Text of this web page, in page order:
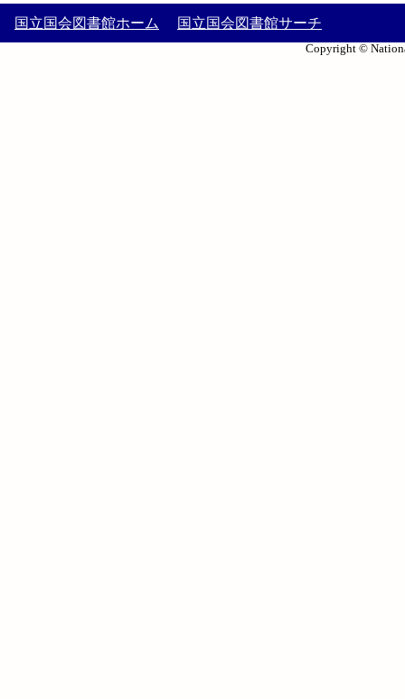
国立国会図書館ホーム 国立国会図書館サーチ
Copyright ©